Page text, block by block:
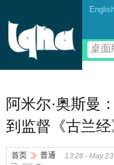
桌面
阿米尔·奥斯曼
到监督《古兰
首页 普通 13:28 - May